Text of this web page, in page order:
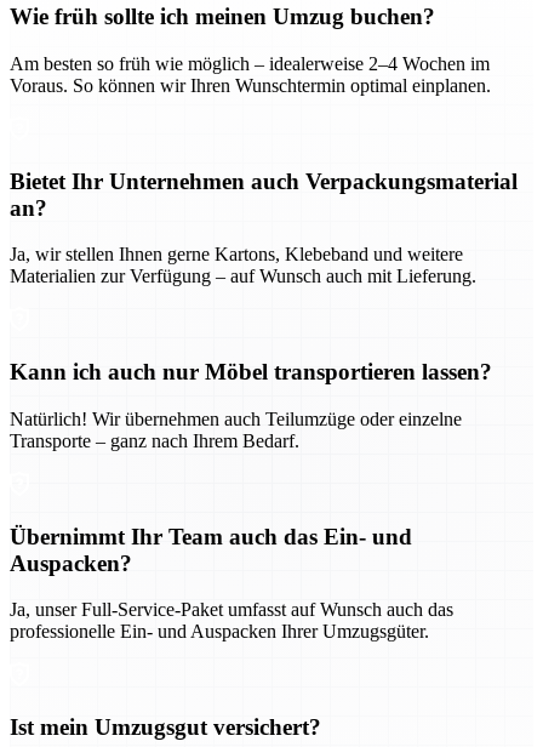
Wie früh sollte ich meinen Umzug buchen?
Am besten so früh wie möglich – idealerweise 2–4 Wochen im
Voraus. So können wir Ihren Wunschtermin optimal einplanen.
Bietet Ihr Unternehmen auch Verpackungsmaterial
an?
Ja, wir stellen Ihnen gerne Kartons, Klebeband und weitere
Materialien zur Verfügung – auf Wunsch auch mit Lieferung.
Kann ich auch nur Möbel transportieren lassen?
Natürlich! Wir übernehmen auch Teilumzüge oder einzelne
Transporte – ganz nach Ihrem Bedarf.
Übernimmt Ihr Team auch das Ein- und
Auspacken?
Ja, unser Full-Service-Paket umfasst auf Wunsch auch das
professionelle Ein- und Auspacken Ihrer Umzugsgüter.
Ist mein Umzugsgut versichert?